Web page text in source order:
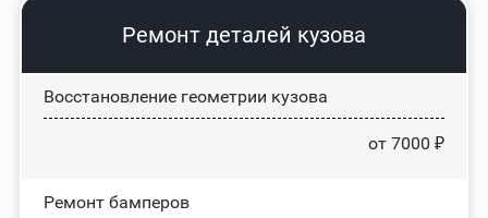
Ремонт деталей кузова
Восстановление геометрии кузова
от 7000 ₽
Ремонт бамперов